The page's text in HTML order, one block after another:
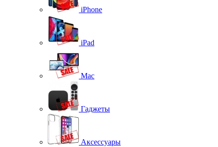
iPhone
iPad
Mac
Гаджеты
Аксессуары